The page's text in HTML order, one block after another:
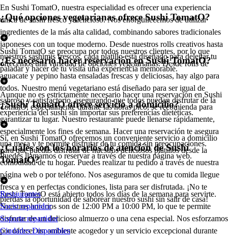
En Sushi TomatO, nuestra especialidad es ofrecer una experiencia
única de sushi fresco y delicioso. Nos enorgullecemos de utilizar
ingredientes de la más alta calidad, combinando sabores tradicionales
japoneses con un toque moderno. Desde nuestros rolls creativos hasta
nuestros sashimis frescos, cada platillo está diseñado para deleitar tu
paladar y hacer de tu visita una experiencia memorable.
¿Qué opciones vegetarianas ofrece Sushi TomatO?
Sushi TomatO se preocupa por todos nuestros clientes, por lo que
ofrecemos una variedad de opciones vegetarianas. Desde rolls de
aguacate y pepino hasta ensaladas frescas y deliciosas, hay algo para
todos. Nuestro menú vegetariano está diseñado para ser igual de
sabroso y satisfactorio, asegurando que todos puedan disfrutar de la
experiencia del sushi sin importar sus preferencias dietéticas.
¿Es necesario hacer reservación en Sushi TomatO?
Aunque no es estrictamente necesario hacer una reservación en Sushi
TomatO, especialmente durante las horas pico, se recomienda para
garantizar tu lugar. Nuestro restaurante puede llenarse rápidamente,
especialmente los fines de semana. Hacer una reservación te asegura
una mesa y te permite disfrutar de tu comida sin preocupaciones.
Puedes llamarnos o reservar a través de nuestra página web.
¿Sushi TomatO ofrece servicio a domicilio?
Sí, en Sushi TomatO ofrecemos un conveniente servicio a domicilio
para que puedas disfrutar de nuestros deliciosos platillos desde la
comodidad de tu hogar. Puedes realizar tu pedido a través de nuestra
página web o por teléfono. Nos aseguramos de que tu comida llegue
fresca y en perfectas condiciones, lista para ser disfrutada. ¡No te
pierdas la oportunidad de saborear nuestro sushi sin salir de casa!
¿Cuáles son los horarios de atención de Sushi
TomatO?
Sushi TomatO está abierto todos los días de la semana para servirte.
Nuestros horarios son de 12:00 PM a 10:00 PM, lo que te permite
disfrutar de un delicioso almuerzo o una cena especial. Nos esforzamos
por ofrecer un ambiente acogedor y un servicio excepcional durante
Restaurantes
Socio repartidor
Soporte repartidor
Ciudades Disponibles